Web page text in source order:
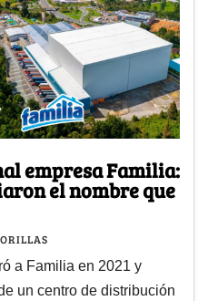
empresa Familia:
el nombre que
a Familia en 2021 y
un centro de distribución